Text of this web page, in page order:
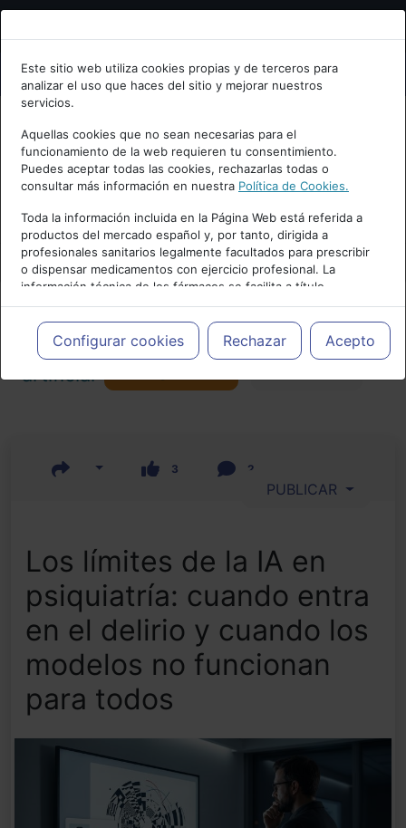
Bienvenid@ a psiquiatria.com
Escribe tu Email
Accede o regístrate con tu email.
Cancelar
Este sitio web utiliza cookies propias y de terceros para
analizar el uso que haces del sitio y mejorar nuestros
servicios.
Aquellas cookies que no sean necesarias para el
funcionamiento de la web requieren tu consentimiento.
Puedes aceptar todas las cookies, rechazarlas todas o
consultar más información en nuestra Política de Cookies.
Toda la información incluida en la Página Web está referida a
productos del mercado español y, por tanto, dirigida a
profesionales sanitarios legalmente facultados para prescribir
o dispensar medicamentos con ejercicio profesional. La
información técnica de los fármacos se facilita a título
meramente informativo, siendo responsabilidad de los
profesionales facultados prescribir medicamentos y decidir, en
cada caso concreto, el tratamiento más adecuado a las
necesidades del paciente.
Configurar cookies Rechazar Acepto
Actualidad y Artículos|Inteligencia
artificial
3 2
PUBLICAR
Los límites de la IA en
psiquiatría: cuando entra
en el delirio y cuando los
modelos no funcionan
para todos